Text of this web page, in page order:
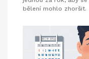
bělení mohlo zhoršit.